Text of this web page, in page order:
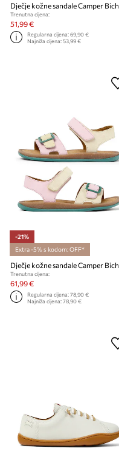
Trenutna cijena:
51,99 €
Regularna cijena:69,90 €
Najniža cijena:53,99 €
-21%
Extra -5% s kodom: OFF*
Trenutna cijena:
61,99 €
Regularna cijena:78,90 €
Najniža cijena:78,90 €